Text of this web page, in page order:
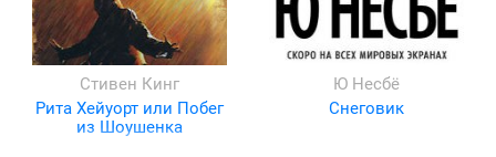
Стивен Кинг
Рита Хейуорт или Побег
из Шоушенка
Ю Несбё
Снеговик